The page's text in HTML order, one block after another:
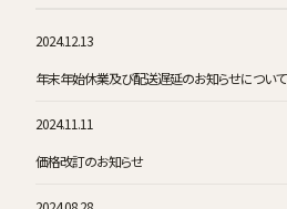
2024.12.13
年末年始休業及び配送遅延のお知らせについて
2024.11.11
価格改訂のお知らせ